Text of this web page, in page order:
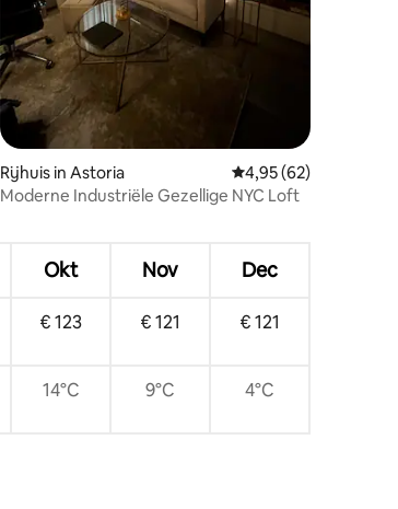
Rijhuis in Astoria Gemiddelde
4,95 (62)
Moderne Industriële Gezellige NYC Loft
Okt Nov Dec
€ 123 € 121 € 121
14°C 9°C 4°C